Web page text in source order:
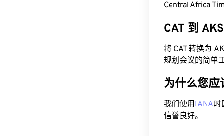
Central Africa
CAT 到
将 CAT 转换为
规划会议的简单工
为什么您应
我们使用IANA时
信誉良好。